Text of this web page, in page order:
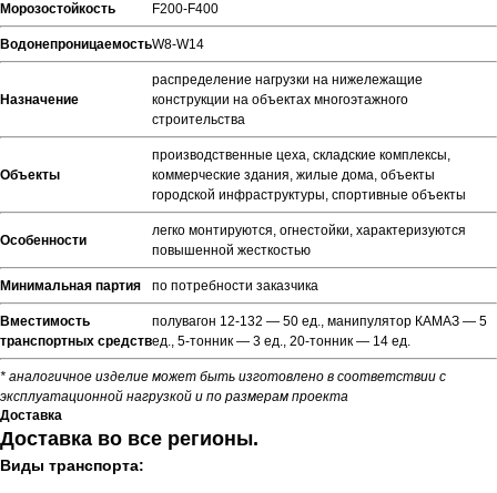
Морозостойкость F200-F400
ВодонепроницаемостьW8-W14
Назначение
распределение нагрузки на нижележащие
конструкции на объектах многоэтажного
строительства
Объекты
производственные цеха, складские комплексы,
коммерческие здания, жилые дома, объекты
городской инфраструктуры, спортивные объекты
Особенности
легко монтируются, огнестойки, характеризуются
повышенной жесткостью
Минимальная партия по потребности заказчика
Вместимость
транспортных средств
полувагон 12-132 — 50 ед., манипулятор КАМАЗ — 5
ед., 5-тонник — 3 ед., 20-тонник — 14 ед.
* аналогичное изделие может быть изготовлено в соответствии с
эксплуатационной нагрузкой и по размерам проекта
Доставка
Доставка во все регионы.
Виды транспорта: